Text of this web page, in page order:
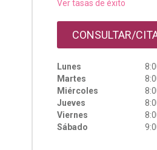
Ver tasas de éxito
CONSULTAR/
Lunes
Martes
Miércoles
Jueves
Viernes
Sábado